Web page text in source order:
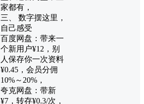
家都有，
三、 数字摆这里，
自己感受
百度网盘：带来一
个新用户¥12，别
人保存你一次资料
¥0.45，会员分佣
10%～20%，
夸克网盘：带新
¥7，转存¥0.3/次，